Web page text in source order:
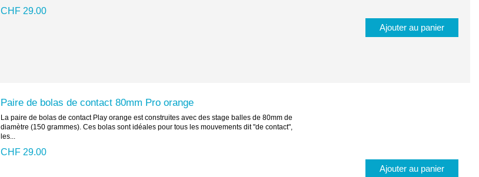
CHF 29.00
Ajouter au panier
Paire de bolas de contact 80mm Pro orange
La paire de bolas de contact Play orange est construites avec des stage balles de 80mm de
diamètre (150 grammes). Ces bolas sont idéales pour tous les mouvements dit "de contact",
les...
CHF 29.00
Ajouter au panier